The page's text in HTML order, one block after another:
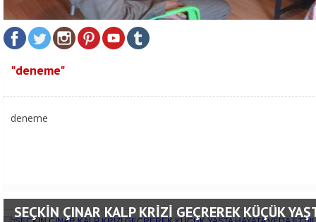
"deneme"
deneme
SEÇKİN ÇINAR KALP KRİZİ GEÇREREK KÜÇÜK